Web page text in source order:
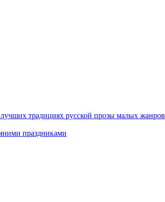
традициях русской прозы малых жанров
праздниками